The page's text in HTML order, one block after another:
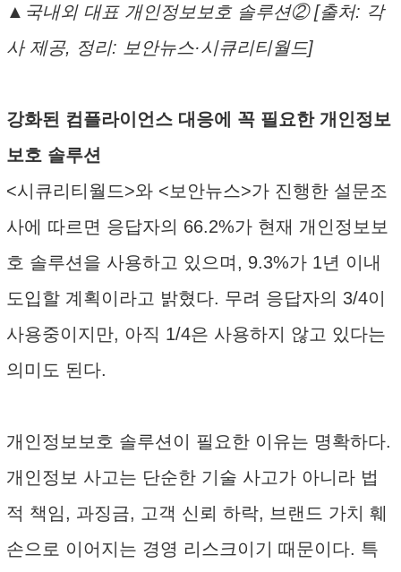
▲국내외 대표 개인정보보호 솔루션② [출처: 각
사 제공, 정리: 보안뉴스·시큐리티월드]
강화된 컴플라이언스 대응에 꼭 필요한 개인정보
보호 솔루션
<시큐리티월드>와 <보안뉴스>가 진행한 설문조
사에 따르면 응답자의 66.2%가 현재 개인정보보
호 솔루션을 사용하고 있으며, 9.3%가 1년 이내
도입할 계획이라고 밝혔다. 무려 응답자의 3/4이
사용중이지만, 아직 1/4은 사용하지 않고 있다는
의미도 된다.
개인정보보호 솔루션이 필요한 이유는 명확하다.
개인정보 사고는 단순한 기술 사고가 아니라 법
적 책임, 과징금, 고객 신뢰 하락, 브랜드 가치 훼
손으로 이어지는 경영 리스크이기 때문이다. 특